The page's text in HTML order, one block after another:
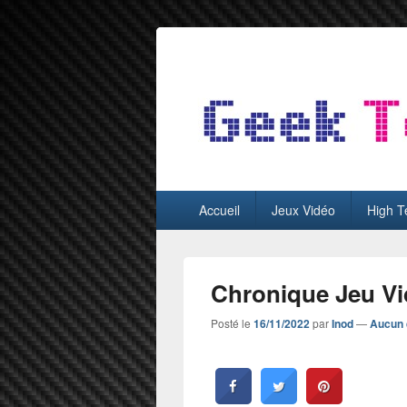
GeekTest
principalAccueil Jeux Vidéo High
Chronique Jeu
Posté le 16/11/2022parInod—Aucun